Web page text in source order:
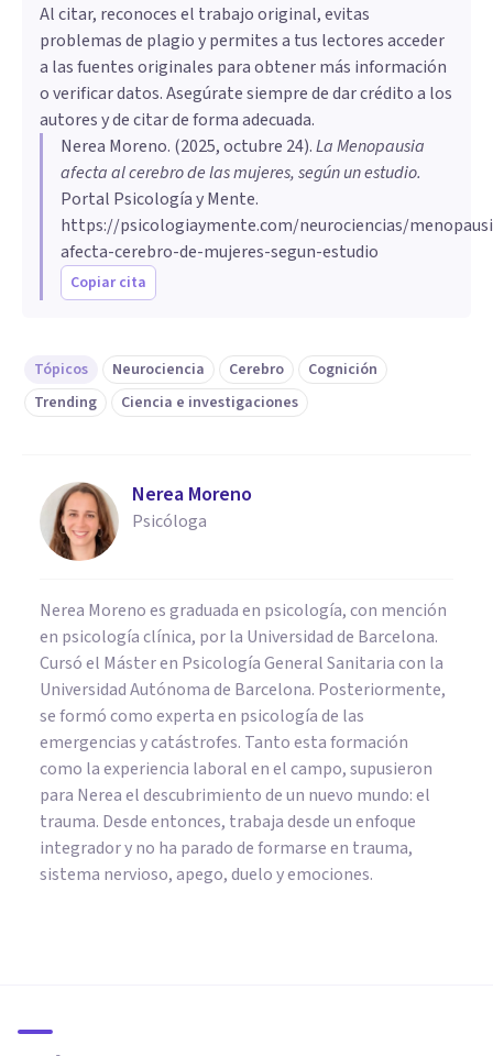
Al citar, reconoces el trabajo original, evitas
problemas de plagio y permites a tus lectores acceder
a las fuentes originales para obtener más información
o verificar datos. Asegúrate siempre de dar crédito a los
autores y de citar de forma adecuada.
Nerea Moreno. (2025, octubre 24).La Menopausia
afecta al cerebro de las mujeres, según un estudio.
Portal Psicología y Mente.
https://psicologiaymente.com/neurociencias/
afecta-cerebro-de-mujeres-segun-estudio
Copiar cita
Tópicos Neurociencia Cerebro
Cognición
Trending
Ciencia e investigaciones
Nerea Moreno
Psicóloga
Nerea Moreno es graduada en psicología, con mención
en psicología clínica, por la Universidad de Barcelona.
Cursó el Máster en Psicología General Sanitaria con la
Universidad Autónoma de Barcelona. Posteriormente,
se formó como experta en psicología de las
emergencias y catástrofes. Tanto esta formación
como la experiencia laboral en el campo, supusieron
para Nerea el descubrimiento de un nuevo mundo: el
trauma. Desde entonces, trabaja desde un enfoque
integrador y no ha parado de formarse en trauma,
sistema nervioso, apego, duelo y emociones.
'hemisferio emocional' del